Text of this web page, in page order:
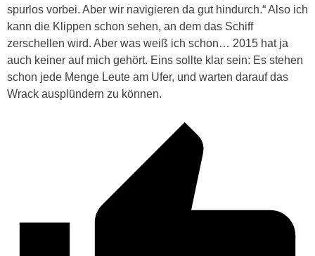
spurlos vorbei. Aber wir navigieren da gut hindurch.“ Also ich
kann die Klippen schon sehen, an dem das Schiff
zerschellen wird. Aber was weiß ich schon… 2015 hat ja
auch keiner auf mich gehört. Eins sollte klar sein: Es stehen
schon jede Menge Leute am Ufer, und warten darauf das
Wrack ausplündern zu können.